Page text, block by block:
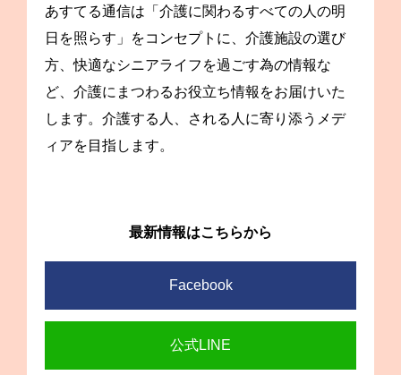
あすてる通信は「介護に関わるすべての人の明
日を照らす」をコンセプトに、介護施設の選び
方、快適なシニアライフを過ごす為の情報な
ど、介護にまつわるお役立ち情報をお届けいた
します。介護する人、される人に寄り添うメデ
ィアを目指します。
最新情報はこちらから
Facebook
公式LINE